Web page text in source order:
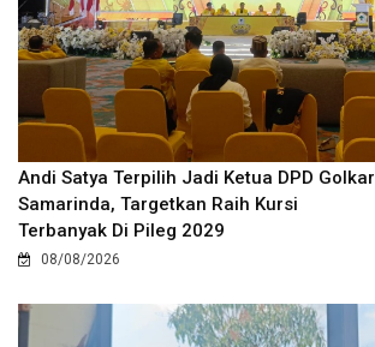
Andi Satya Terpilih Jadi Ketua DPD Golkar
Samarinda, Targetkan Raih Kursi
Terbanyak Di Pileg 2029
08/08/2026